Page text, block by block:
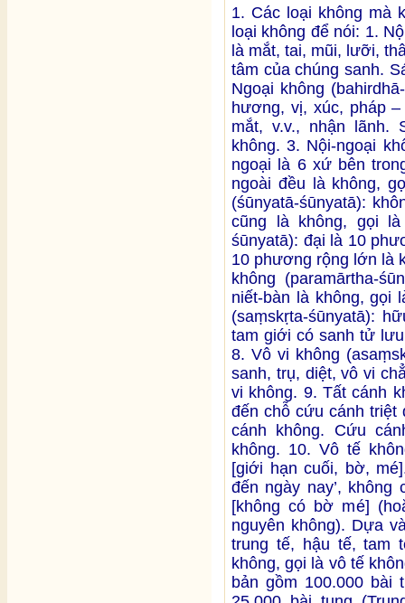
1. Các loại không mà
loại không để nói: 1.
là mắt, tai, mũi, lưỡi,
tâm của chúng sanh.
Ngoại không
hương, vị, xúc, pháp
mắt, v.v., nhận lãnh.
không. 3. Nội-ngoại
ngoại là 6 xứ bên
ngoài đều là không,
(śūnyatā-śūnyatā):
cũng là không, gọi
śūnyatā): đại là 10
10 phương rộng lớn là
không (paramārtha-
niết-bàn là không, gọi
(saṃskṛta-śūnyatā):
tam giới có sanh tử
8. Vô vi không
sanh, trụ, diệt, vô vi
vi không. 9. Tất cánh
đến chỗ cứu cánh triệt
cánh không. Cứu
không. 10. Vô tế
[giới hạn cuối, bờ,
đến ngày nay’,
[không có bờ mé]
nguyên không). Dựa
trung tế, hậu tế, tam
không, gọi là vô tế
bản gồm 100.000